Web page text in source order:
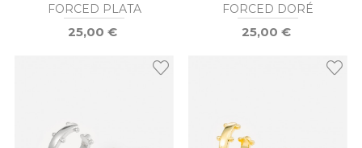
FORCED PLATA
25,00 €
FORCED DORÉ
25,00 €